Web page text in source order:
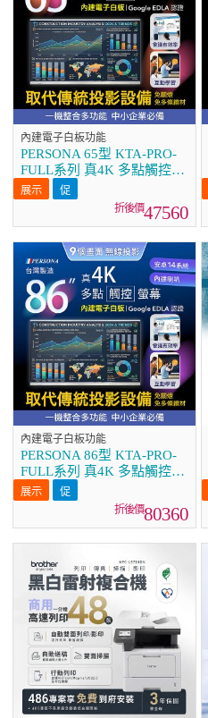
內建電子白板功能
PERSONA 65型 KTA-PRO-
FULL系列 真4K 多點觸控螢
幕 (內建電子白板 安卓
14/Google EDLA認證)
47560
內建電子白板功能
PERSONA 86型 KTA-PRO-
FULL系列 真4K 多點觸控螢
幕 (內建電子白板 安卓
14/Google EDLA認證)
80360